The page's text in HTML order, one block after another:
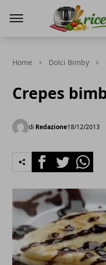
Home Dolci Bimby
Crepes
di Redazione18/12/2013
FacebookTwitterWhatsapp